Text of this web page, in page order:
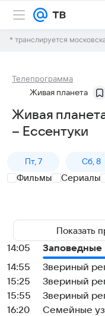
* транслируется
Телепрограмма
Живая планета
Живая
– Ессентуки
Пт, 7 Сб, 8
Фильмы Сериалы
Показать
14:05
14:55
Звериный
15:25
Звериный
15:55
Звериный
16:20
Семейные